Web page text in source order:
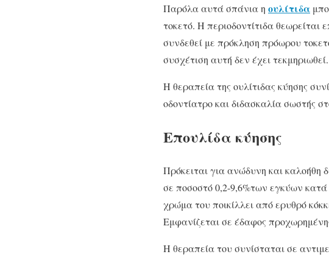
Παρόλα αυτά σπάνια η ουλίτιδα
τοκετό. Η περιοδοντίτιδα θεωρείται
συνδεθεί με πρόκληση πρόωρου
συσχέτιση αυτή δεν έχει τεκμηριωθεί.
Η θεραπεία της ουλίτιδας κύησης
οδοντίατρο και διδασκαλία σωστής
Επουλίδα κύησης
Πρόκειται για ανώδυνη και καλοήθη
σε ποσοστό 0,2-9,6%των εγκύων κατά
χρώμα του ποικίλλει από ερυθρό
Εμφανίζεται σε έδαφος
Η θεραπεία του συνίσταται σε